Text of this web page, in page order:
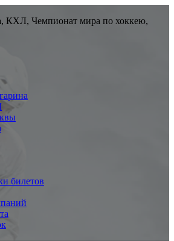
КХЛ, Чемпионат мира по хоккею,
билетов